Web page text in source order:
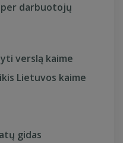
darbuotojų
verslą kaime
Lietuvos kaime
gidas